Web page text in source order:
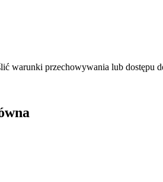
warunki przechowywania lub dostępu